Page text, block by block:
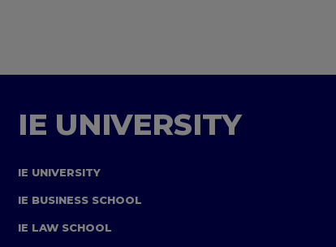
IE UNIVERSITY
IE UNIVERSITY
IE BUSINESS SCHOOL
IE LAW SCHOOL